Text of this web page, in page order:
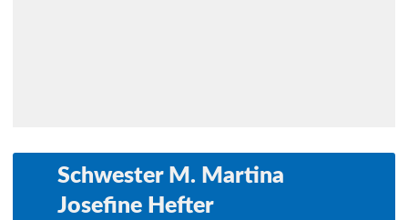
Schwester M. Martina
Josefine Hefter